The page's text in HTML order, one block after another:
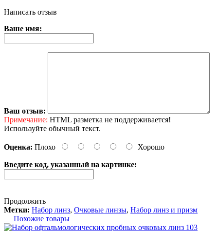
Написать отзыв
Ваше имя:
Ваш отзыв:
Примечание: HTML разметка не поддерживается!
Используйте обычный текст.
Оценка: Плохо Хорошо
Введите код, указанный на картинке:
Продолжить
Метки: Набор линз, Очковые линзы, Набор линз и призм
Похожие товары